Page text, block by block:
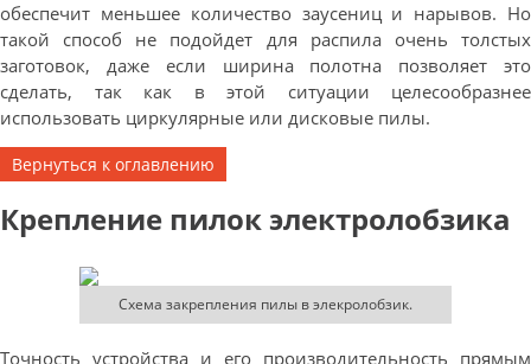
обеспечит меньшее количество заусениц и нарывов. Но
такой способ не подойдет для распила очень толстых
заготовок, даже если ширина полотна позволяет это
сделать, так как в этой ситуации целесообразнее
использовать циркулярные или дисковые пилы.
Вернуться к оглавлению
Крепление пилок электролобзика
Схема закрепления пилы в элекролобзик.
Точность устройства и его производительность прямым